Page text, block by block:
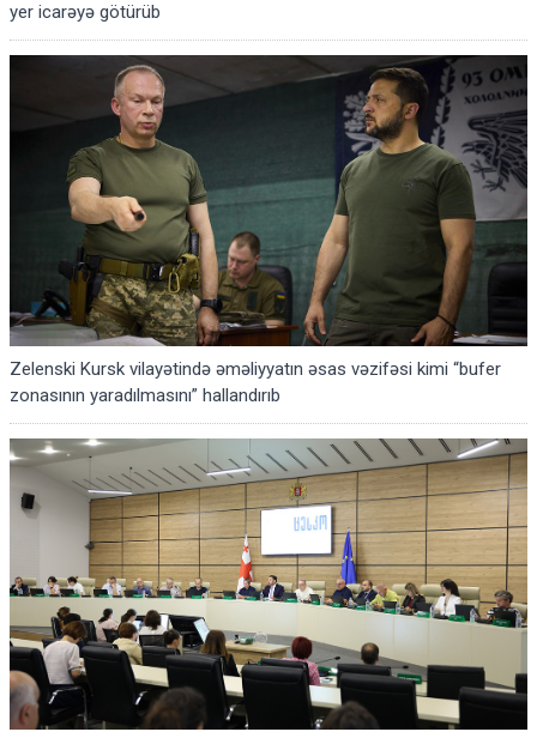
yer icarəyə götürüb
Zelenski Kursk vilayətində əməliyyatın əsas vəzifəsi kimi “bufer
zonasının yaradılmasını” hallandırıb